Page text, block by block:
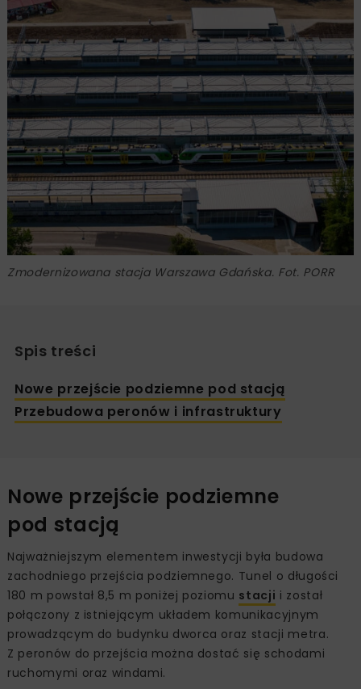
Zmodernizowana stacja Warszawa Gdańska. Fot. PORR
Spis treści
Nowe przejście podziemne pod stacją
Przebudowa peronów i infrastruktury
Nowe przejście podziemne
pod stacją
Najważniejszym elementem inwestycji była budowa
zachodniego przejścia podziemnego. Tunel o długości
180 m powstał 8,5 m poniżej poziomu stacji i został
połączony z istniejącym układem komunikacyjnym
prowadzącym do budynku dworca oraz stacji metra.
Z peronów do przejścia można dostać się schodami
ruchomymi oraz windami.